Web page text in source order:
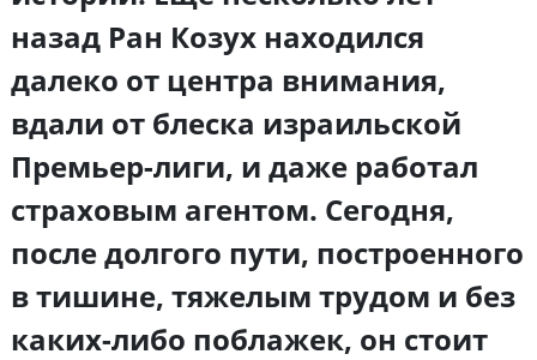
назад Ран Козух находился
далеко от центра внимания,
вдали от блеска израильской
Премьер-лиги, и даже работал
страховым агентом. Сегодня,
после долгого пути, построенного
в тишине, тяжелым трудом и без
каких-либо поблажек, он стоит